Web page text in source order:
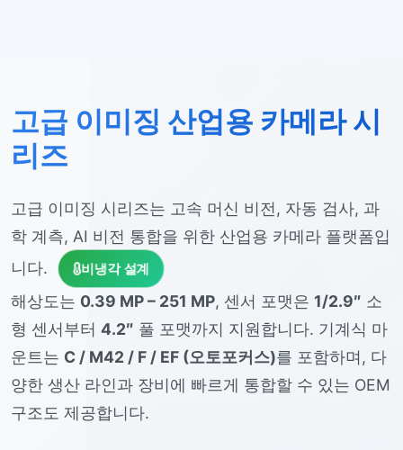
고급 이미징 산업용 카메라 시
리즈
고급 이미징 시리즈는 고속 머신 비전, 자동 검사, 과
학 계측, AI 비전 통합을 위한 산업용 카메라 플랫폼입
니다.
비냉각 설계
해상도는 0.39 MP – 251 MP, 센서 포맷은 1/2.9″ 소
형 센서부터 4.2″ 풀 포맷까지 지원합니다. 기계식 마
운트는 C / M42 / F / EF (오토포커스)를 포함하며, 다
양한 생산 라인과 장비에 빠르게 통합할 수 있는 OEM
구조도 제공합니다.